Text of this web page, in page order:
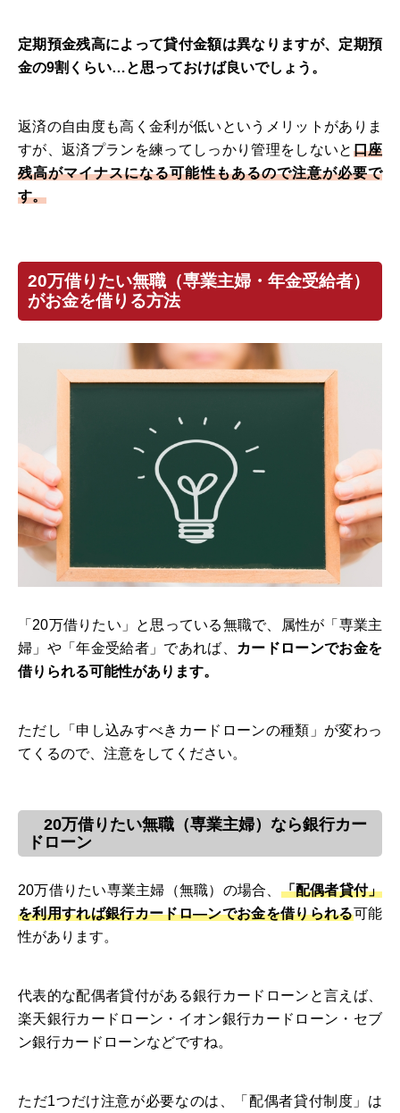
定期預金残高によって貸付金額は異なりますが、定期預
金の9割くらい…と思っておけば良いでしょう。
返済の自由度も高く金利が低いというメリットがありま
すが、返済プランを練ってしっかり管理をしないと 口座
残高がマイナスになる可能性もあるので注意が必要で
す。
20万借りたい無職（専業主婦・年金受給者）
がお金を借りる方法
「20万借りたい」と思っている無職で、属性が「専業主
婦」や「年金受給者」であれば、
カードローンでお金を
借りられる可能性があります。
ただし「申し込みすべきカードローンの種類」が変わっ
てくるので、注意をしてください。
20万借りたい無職（専業主婦）なら銀行カー
ドローン
20万借りたい専業主婦（無職）の場合、 「配偶者貸付」
を利用すれば銀行カードロ―ンでお金を借りられる可能
性があります。
代表的な配偶者貸付がある銀行カードローンと言えば、
楽天銀行カードローン・イオン銀行カードローン・セブ
ン銀行カードローンなどですね。
ただ1つだけ注意が必要なのは、「配偶者貸付制度」は